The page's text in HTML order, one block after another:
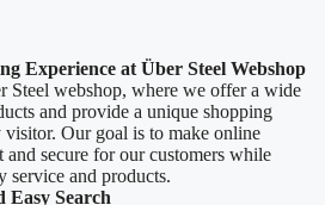
Experience at Über Steel Webshop
Steel webshop, where we offer a wide
and provide a unique shopping
visitor. Our goal is to make online
and secure for our customers while
service and products.
Easy Search